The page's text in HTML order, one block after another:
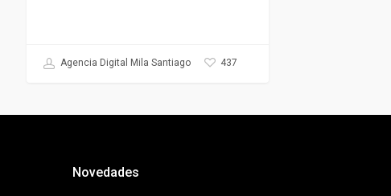
Agencia Digital Mila Santiago 437
Novedades